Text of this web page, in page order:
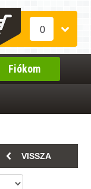
0
Fiókom
VISSZA